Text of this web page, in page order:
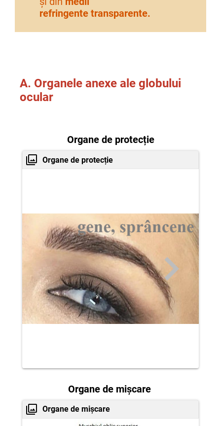
refringente transparente.
A. Organele anexe ale globului
ocular
Organe de protecție
Organe de protecție
Organe de mișcare
Organe de mișcare